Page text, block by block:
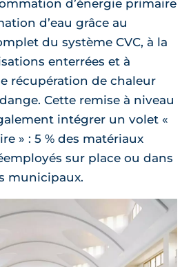
d’énergie primaire
d’eau grâce au
du système CVC, à la
enterrées et à
récupération de chaleur
Cette remise à niveau
intégrer un volet «
» : 5 % des matériaux
sur place ou dans
municipaux.